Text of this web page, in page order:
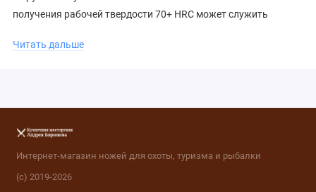
получения рабочей твердости 70+ HRC может служить
Читать дальше
Интернет-магазин ножей для охоты, туризма и рыбалки
(с) 2019-2026